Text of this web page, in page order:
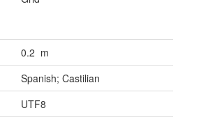
0.2 m
Spanish; Castilian
UTF8